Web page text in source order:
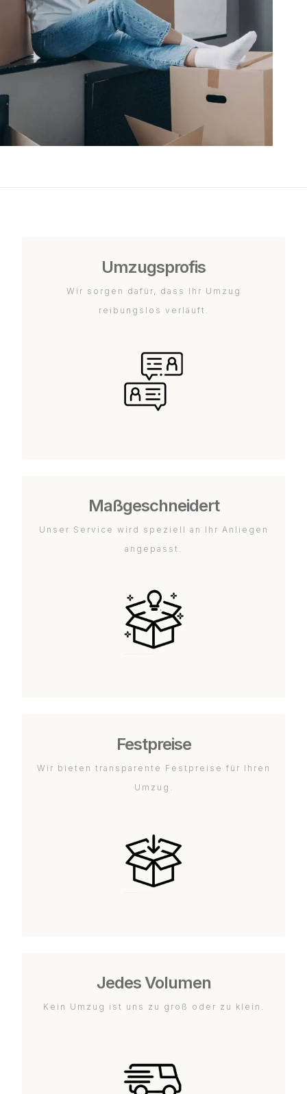
Umzugsprofis
Wir sorgen dafür, dass Ihr Umzug
reibungslos verläuft.
Maßgeschneidert
Unser Service wird speziell an Ihr Anliegen
angepasst.
Festpreise
Wir bieten transparente Festpreise für Ihren
Umzug.
Jedes Volumen
Kein Umzug ist uns zu groß oder zu klein.